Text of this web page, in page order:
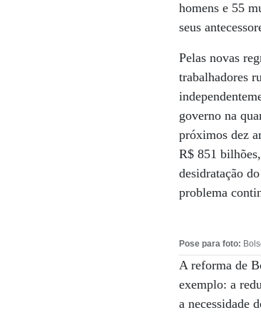
homens e 55
seus
Pelas novas
trabalhadores
governo na
próximos dez
R$ 851
desidratação
problema
Pose para foto:
A reforma de
exemplo: a
a necessidade